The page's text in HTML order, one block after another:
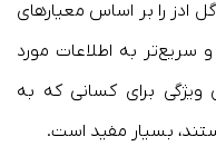
ادز را بر اساس معیارهای
سریع‌تر به اطلاعات مورد
ویژگی برای کسانی که به
بسیار مفید است.